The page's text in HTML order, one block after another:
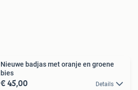
Nieuwe badjas met oranje en groene
bies
€ 45,00 Details